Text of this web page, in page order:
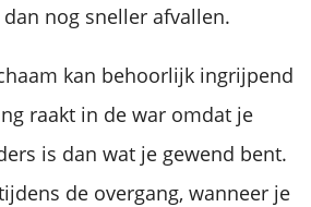
nog sneller afvallen.
kan behoorlijk ingrijpend
raakt in de war omdat je
is dan wat je gewend bent.
de overgang, wanneer je